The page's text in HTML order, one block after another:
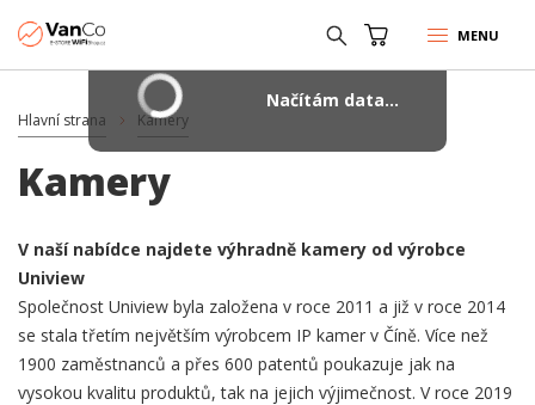
MENU
Hlavní strana Kamery
Kamery
V naší nabídce najdete výhradně kamery od výrobce
Uniview
Společnost Uniview byla založena v roce 2011 a již v roce 2014
se stala třetím největším výrobcem IP kamer v Číně. Více než
1900 zaměstnanců a přes 600 patentů poukazuje jak na
vysokou kvalitu produktů, tak na jejich výjimečnost. V roce 2019
Načítám data...